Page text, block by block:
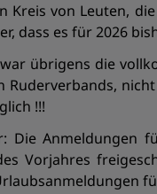
Kreis von Leuten,
dass es für 2026
übrigens die
!!!
Die Anmeldungen
Vorjahres